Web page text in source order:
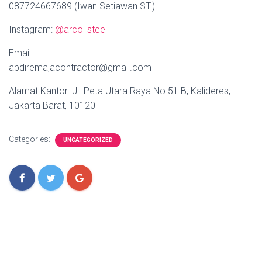
087724667689 (Iwan Setiawan ST.)
Instagram: @arco_steel
Email:
abdiremajacontractor@gmail.com
Alamat Kantor: Jl. Peta Utara Raya No.51 B, Kalideres,
Jakarta Barat, 10120
Categories: UNCATEGORIZED